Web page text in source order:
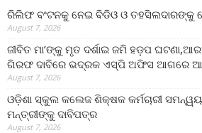
ରିଲିଫ ବଂଟନକୁ ନେଇ ବିଡିଓ ଓ ତହସିଲଦାରଙ୍କୁ
August 7, 2026
ଜୀବିତ ମା’ଙ୍କୁ ମୃତ ଦର୍ଶାଇ ଜମି ହଡ଼ପ
ଗିରଫ ଦାବିରେ ଭଦ୍ରକ ଏସ୍‌ପି ଅଫିସ ଆଗରେ
August 7, 2026
ଓଡ଼ିଶା ସ୍କୁଲ କଲେଜ ଶିକ୍ଷକ କର୍ମଚାରୀ
ମନ୍ତ୍ରୀଙ୍କୁ ଦାବିପତ୍ର
August 7, 2026